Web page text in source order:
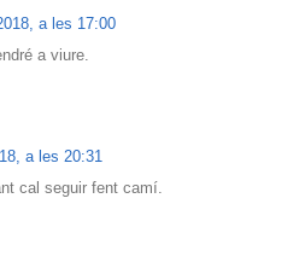
a les 17:00
a viure.
a les 20:31
cal seguir fent camí.